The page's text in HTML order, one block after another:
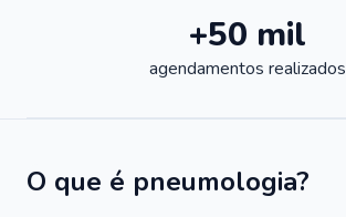
+50 mil
agendamentos realizados
O que é pneumologia?